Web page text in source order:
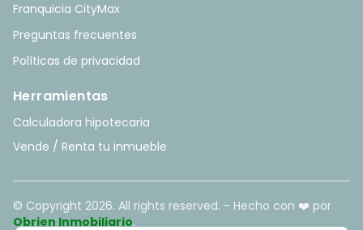
Franquicia CityMax
Preguntas frecuentes
Políticas de privacidad
Herramientas
Calculadora hipotecaria
Vende / Renta tu inmueble
© Copyright 2026. All rights reserved. - Hecho con ❤️ por
Obrien Inmobiliario.